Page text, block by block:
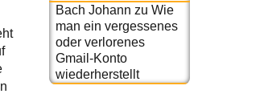
Bach Johann zu Wie
man ein vergessenes
oder verlorenes
Gmail-Konto
wiederherstellt